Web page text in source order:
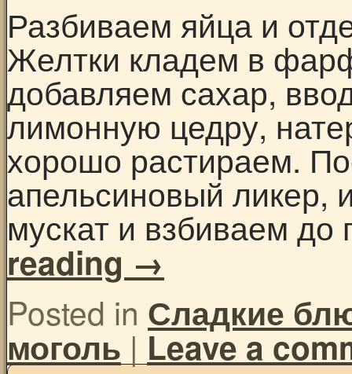
Разбиваем яйца и
Желтки кладем в
добавляем сахар,
лимонную цедру,
хорошо растираем.
апельсиновый ликер,
мускат и взбиваем
reading →
Posted in Сладкие
моголь | Leave a